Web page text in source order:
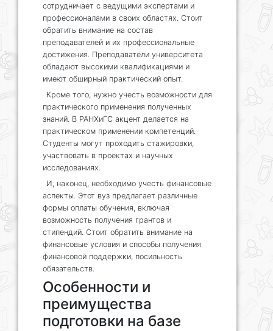
сотрудничает с ведущими экспертами и
профессионалами в своих областях. Стоит
обратить внимание на состав
преподавателей и их профессиональные
достижения. Преподаватели университета
обладают высокими квалификациями и
имеют обширный практический опыт.
Кроме того, нужно учесть возможности для
практического применения полученных
знаний. В РАНХиГС акцент делается на
практическом применении компетенций.
Студенты могут проходить стажировки,
участвовать в проектах и научных
исследованиях.
И, наконец, необходимо учесть финансовые
аспекты. Этот вуз предлагает различные
формы оплаты обучения, включая
возможность получения грантов и
стипендий. Стоит обратить внимание на
финансовые условия и способы получения
финансовой поддержки, посильность
обязательств.
Особенности и
преимущества
подготовки на базе